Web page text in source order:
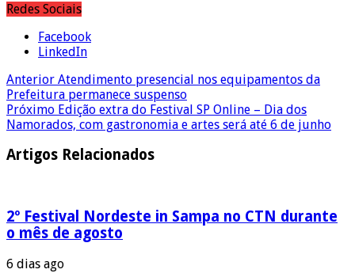
Redes Sociais
Facebook
LinkedIn
Anterior Atendimento presencial nos equipamentos da
Prefeitura permanece suspenso
Próximo Edição extra do Festival SP Online – Dia dos
Namorados, com gastronomia e artes será até 6 de junho
Artigos Relacionados
2º Festival Nordeste in Sampa no CTN durante
o mês de agosto
6 dias ago